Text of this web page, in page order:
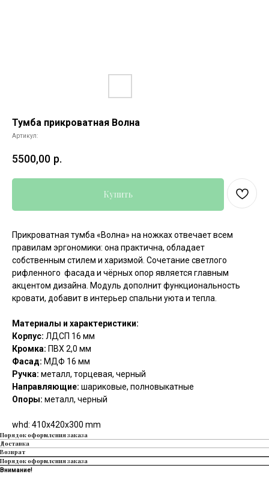
Тумба прикроватная Волна
Артикул:
5500,00 р.
Купить
Прикроватная тумба «Волна» на ножках отвечает всем
правилам эргономики: она практична, обладает
собственным стилем и харизмой. Сочетание светлого
рифленного фасада и чёрных опор является главным
акцентом дизайна. Модуль дополнит функциональность
кровати, добавит в интерьер спальни уюта и тепла.
Материалы и характеристики:
Корпус: ЛДСП 16 мм
Кромка: ПВХ 2,0 мм
Фасад: МДФ 16 мм
Ручка: металл, торцевая, черный
Направляющие: шариковые, полновыкатные
Опоры: металл, черный
whd: 410x420x300 mm
Порядок оформления заказа
Доставка
Возврат
Порядок оформления заказа
Внимание!